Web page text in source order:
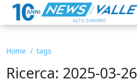
Home tags
Ricerca: 2025-03-26